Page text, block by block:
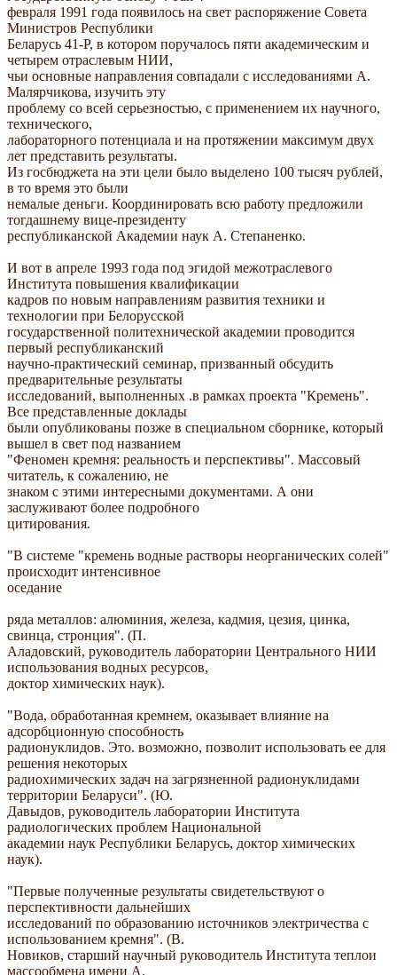
февраля 1991 года появилось на свет распоряжение Совета
Министров Республики
Беларусь 41-Р, в котором поручалось пяти академическим и
четырем отраслевым НИИ,
чьи основные направления совпадали с исследованиями А.
Малярчикова, изучить эту
проблему со всей серьезностью, с применением их научного,
технического,
лабораторного потенциала и на протяжении максимум двух
лет представить результаты.
Из госбюджета на эти цели было выделено 100 тысяч рублей,
в то время это были
немалые деньги. Координировать всю работу предложили
тогдашнему вице-президенту
республиканской Академии наук А. Степаненко.
И вот в апреле 1993 года под эгидой межотраслевого
Института повышения квалификации
кадров по новым направлениям развития техники и
технологии при Белорусской
государственной политехнической академии проводится
первый республиканский
научно-практический семинар, призванный обсудить
предварительные результаты
исследований, выполненных .в рамках проекта "Кремень".
Все представленные доклады
были опубликованы позже в специальном сборнике, который
вышел в свет под названием
"Феномен кремня: реальность и перспективы". Массовый
читатель, к сожалению, не
знаком с этими интересными документами. А они
заслуживают более подробного
цитирования.
"В системе "кремень водные растворы неорганических солей"
происходит интенсивное
оседание
ряда металлов: алюминия, железа, кадмия, цезия, цинка,
свинца, стронция". (П.
Аладовский, руководитель лаборатории Центрального НИИ
использования водных ресурсов,
доктор химических наук).
"Вода, обработанная кремнем, оказывает влияние на
адсорбционную способность
радионуклидов. Это. возможно, позволит использовать ее для
решения некоторых
радиохимических задач на загрязненной радионуклидами
территории Беларуси". (Ю.
Давыдов, руководитель лаборатории Института
радиологических проблем Национальной
академии наук Республики Беларусь, доктор химических
наук).
"Первые полученные результаты свидетельствуют о
перспективности дальнейших
исследований по образованию источников электричества с
использованием кремня". (В.
Новиков, старший научный руководитель Института теплои
массообмена имени А.